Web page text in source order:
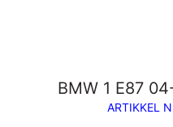
BMW 1 E87
ARTIKKEL